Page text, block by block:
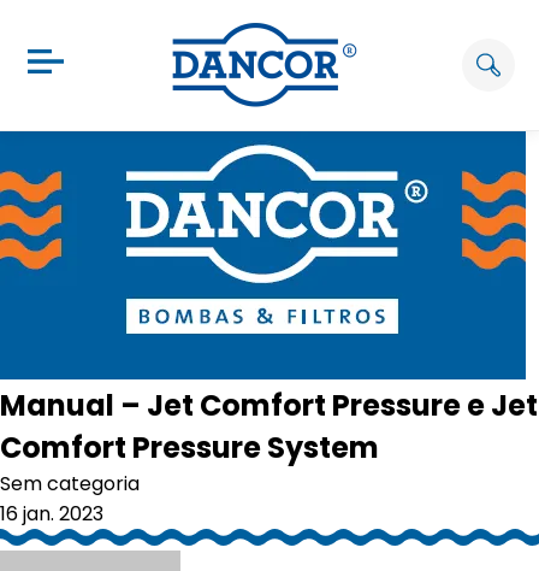
Manual – Jet Comfort Pressure e Jet
Comfort Pressure System
Sem categoria
16 jan. 2023